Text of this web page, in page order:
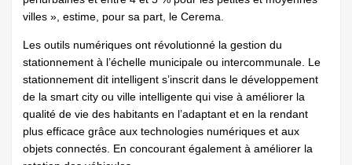
villes », estime, pour sa part, le Cerema.
Les outils numériques ont révolutionné la gestion du
stationnement à l’échelle municipale ou intercommunale. Le
stationnement dit intelligent s’inscrit dans le développement
de la smart city ou ville intelligente qui vise à améliorer la
qualité de vie des habitants en l’adaptant et en la rendant
plus efficace grâce aux technologies numériques et aux
objets connectés. En concourant également à améliorer la